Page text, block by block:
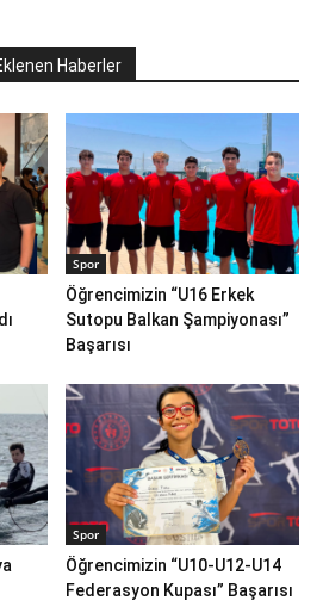
Haberler
Spor
Öğrencimizin “U16 Erkek
Sutopu Balkan Şampiyonası”
Başarısı
Spor
Öğrencimizin “U10-U12-U14
Federasyon Kupası” Başarısı